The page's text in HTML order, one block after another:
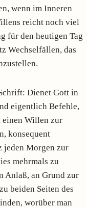
wenn im Inneren
reicht noch viel
für den heutigen Tag
Wechselfällen, das
Dienet Gott in
eigentlich Befehle,
Willen zur
konsequent
jeden Morgen zur
mehrmals zu
Anlaß, an Grund zur
beiden Seiten des
worüber man